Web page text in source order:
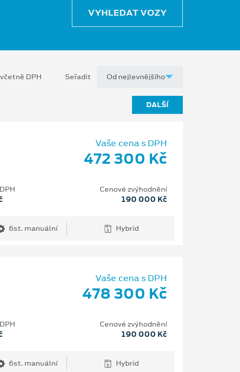
VYHLEDAT VOZY
DPH Seřadit
DALŠÍ
Vaše cena s DPH
472 300 Kč
Cenové zvýhodnění
190 000 Kč
6st. manuální Hybrid
Vaše cena s DPH
478 300 Kč
Cenové zvýhodnění
190 000 Kč
6st. manuální Hybrid